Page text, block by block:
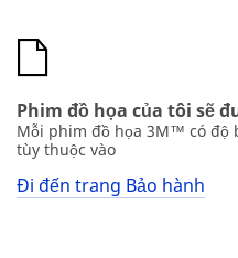
Phim đồ họa của tôi sẽ
Mỗi phim đồ họa 3M™ có độ
tùy thuộc vào
Đi đến trang Bảo hành